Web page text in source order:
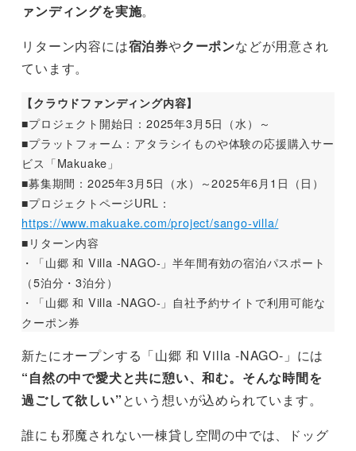
ァンディングを実施。
リターン内容には宿泊券やクーポンなどが用意され
ています。
【クラウドファンディング内容】
■プロジェクト開始日：2025年3月5日（水）～
■プラットフォーム：アタラシイものや体験の応援購⼊サー
ビス「Makuake」
■募集期間：2025年3月5日（水）～2025年6月1日（日）
■プロジェクトページURL：
https://www.makuake.com/project/sango-villa/
■リターン内容
・「山郷 和 Villa -NAGO-」半年間有効の宿泊パスポート
（5泊分・3泊分）
・「山郷 和 Villa -NAGO-」自社予約サイトで利用可能な
クーポン券
新たにオープンする「山郷 和 Villa -NAGO-」には
“自然の中で愛犬と共に憩い、和む。そんな時間を
過ごして欲しい”という想いが込められています。
誰にも邪魔されない一棟貸し空間の中では、ドッグ